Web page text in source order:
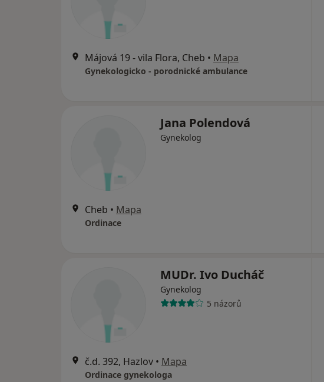
Májová 19 - vila Flora, Cheb • Mapa
Gynekologicko - porodnické ambulance
Jana Polendová
Gynekolog
Cheb • Mapa
Ordinace
MUDr. Ivo Ducháč
Gynekolog
5 názorů
č.d. 392, Hazlov • Mapa
Ordinace gynekologa